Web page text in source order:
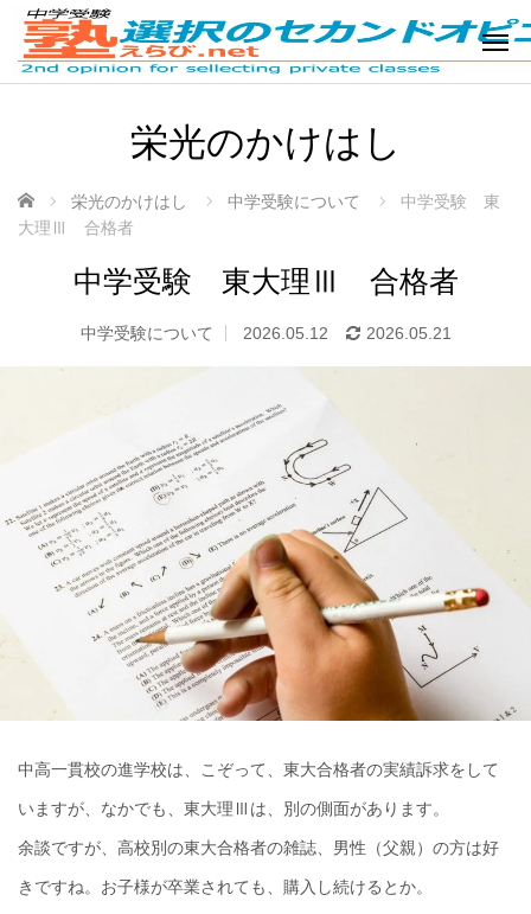
栄光のかけはし
ホーム 栄光のかけはし 中学受験について
中学受験 東
大理Ⅲ 合格者
中学受験 東大理Ⅲ 合格者
中学受験について 2026.05.12 2026.05.21
中高一貫校の進学校は、こぞって、東大合格者の実績訴求をして
いますが、なかでも、東大理Ⅲは、別の側面があります。
余談ですが、高校別の東大合格者の雑誌、男性（父親）の方は好
きですね。お子様が卒業されても、購入し続けるとか。